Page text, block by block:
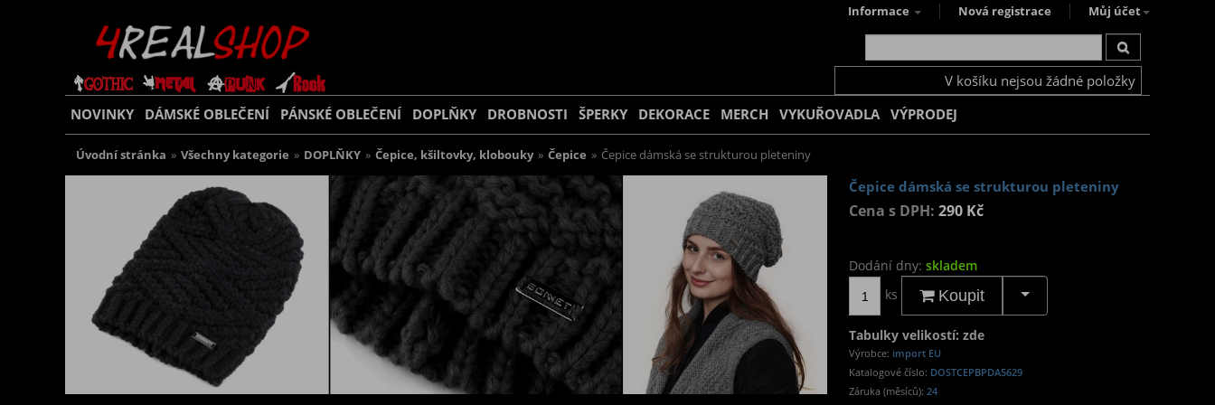
Informace Nová registrace Můj účet
V košíku nejsou žádné položky
NOVINKY DÁMSKÉ OBLEČENÍ PÁNSKÉ OBLEČENÍ DOPLŇKY DROBNOSTI ŠPERKY DEKORACE MERCH VYKUŘOVADLA VÝPRODEJ
Úvodní stránka » Všechny kategorie » DOPLŇKY » Čepice, kšiltovky, klobouky » Čepice » Čepice dámská se strukturou pleteniny
Čepice dámská se strukturou pleteniny
Cena s DPH: 290 Kč
Dodání dny: skladem
ks
Koupit
Tabulky velikostí: zde
Výrobce: import EU
Katalogové číslo: DOSTCEPBPDA5629
Záruka (měsíců): 24